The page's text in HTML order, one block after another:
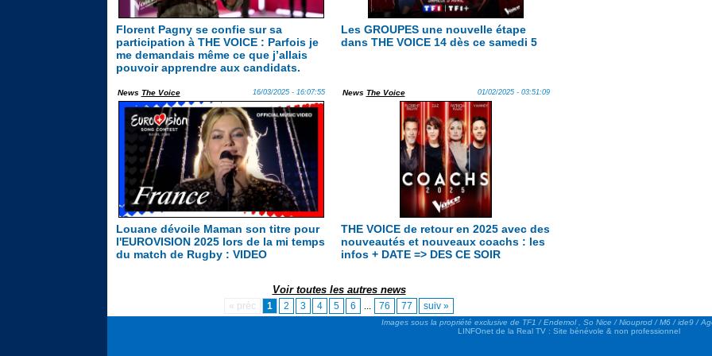
Florent Pagny se confie sur sa
participation à THE VOICE : Parfois je
me demandais même ce que j’allais
pouvoir apprendre aux candidats.
Les GROUPES une nouvelle étape
dans THE VOICE 14 dès ce samedi 5
News The Voice 16/03/2025 - 16:07:55
Louane dévoile Maman son titre pour
l'EUROVISION 2025 lors de la mi temps
du match de Rugby : VIDEO
News The Voice 01/02/2025 - 03:51:09
THE VOICE de retour en 2025 avec des
nouveautés et nouveaux coachs : les
infos + DATE => DES CE SOIR
Voir toutes les autres news
« préc 1 2 3 4 5 6 ... 76 77 suiv »
Images sous la propriété exclusive de TF1 / Endemol , So Nice / Niouprod / M6 / ide9 /
LINFOnet de la Real TV : Site bénévole & non professionnel